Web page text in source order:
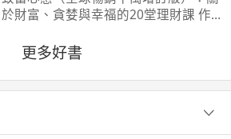
於財富、貪婪與幸福的20堂理財課 作
文 林俊宏 出版社：天下文化出版社
出版日期：2026-02-02 00:00:00 特
別收錄２篇彩蛋加碼
更多好書